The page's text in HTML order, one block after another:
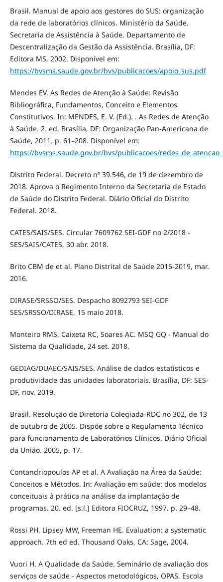
Brasil. Manual de apoio aos gestores do SUS: organização
da rede de laboratórios clínicos. Ministério da Saúde.
Secretaria de Assistência à Saúde. Departamento de
Descentralização da Gestão da Assistência. Brasília, DF:
Editora MS, 2002. Disponível em:
https://bvsms.saude.gov.br/bvs/publicacoes/apoio_sus.pdf
Mendes EV. As Redes de Atenção à Saúde: Revisão
Bibliográfica, Fundamentos, Conceito e Elementos
Constitutivos. In: MENDES, E. V. (Ed.). . As Redes de Atenção
à Saúde. 2. ed. Brasília, DF: Organização Pan-Americana de
Saúde, 2011. p. 61–208. Disponível em:
https://bvsms.saude.gov.br/bvs/publicacoes/
Distrito Federal. Decreto nº 39.546, de 19 de dezembro de
2018. Aprova o Regimento Interno da Secretaria de Estado
de Saúde do Distrito Federal. Diário Oficial do Distrito
Federal. 2018.
CATES/SAIS/SES. Circular 7609762 SEI-GDF no 2/2018 -
SES/SAIS/CATES, 30 abr. 2018.
Brito CBM de et al. Plano Distrital de Saúde 2016-2019, mar.
2016.
DIRASE/SRSSO/SES. Despacho 8092793 SEI-GDF
SES/SRSSO/DIRASE, 15 maio 2018.
Monteiro RMS, Caixeta RC, Soares AC. MSQ GQ - Manual do
Sistema da Qualidade, 24 set. 2018.
GEDIAG/DUAEC/SAIS/SES. Análise de dados estatísticos e
produtividade das unidades laboratoriais. Brasília, DF: SES-
DF, nov. 2019.
Brasil. Resolução de Diretoria Colegiada-RDC no 302, de 13
de outubro de 2005. Dispõe sobre o Regulamento Técnico
para funcionamento de Laboratórios Clínicos. Diário Oficial
da União. 2005, p. 17.
Contandriopoulos AP et al. A Avaliação na Área da Saúde:
Conceitos e Métodos. In: Avaliação em saúde: dos modelos
conceituais à prática na análise da implantação de
programas. 20. ed. [s.l.] Editora FIOCRUZ, 1997. p. 29–48.
Rossi PH, Lipsey MW, Freeman HE. Evaluation: a systematic
approach. 7th ed ed. Thousand Oaks, CA: Sage, 2004.
Vuori H. A Qualidade da Saúde. Seminário de avaliação dos
serviços de saúde - Aspectos metodológicos, OPAS, Escola